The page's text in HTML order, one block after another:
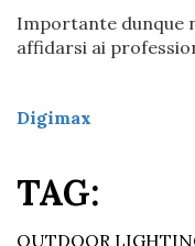
Importante dunque
affidarsi ai
Digimax
TAG:
OUTDOOR